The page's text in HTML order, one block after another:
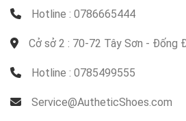
Hotline : 0786665444
Cở sở 2 : 70-72 Tây Sơn - Đống
Hotline : 0785499555
Service@AutheticShoes.com